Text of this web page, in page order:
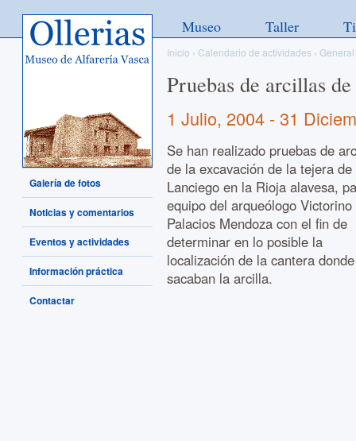
Ollerias - Museo de Alfarería
Vasca
Inicio › Calendario de actividades › General
Pruebas de arcillas
1 Julio, 2004 -31
Se han realizado pruebas de
de la excavación de la tejera de
Lanciego en la Rioja alavesa,
equipo del arqueólogo Victorino
Palacios Mendoza con el fin de
determinar en lo posible la
localización de la cantera donde
sacaban la arcilla.
Museo Taller
Galería de fotos
Noticias y comentarios
Eventos y actividades
Información práctica
Contactar